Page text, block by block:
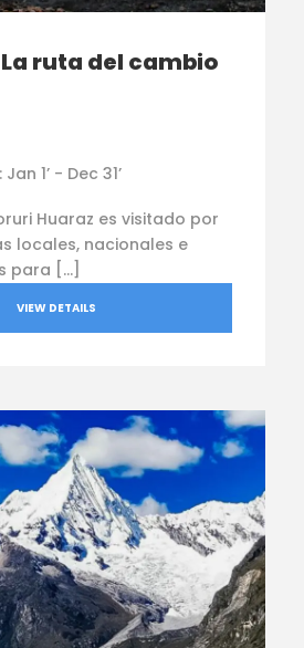
ruta del cambio
1’ - Dec 31’
Huaraz es visitado por
locales, nacionales e
para […]
VIEW DETAILS